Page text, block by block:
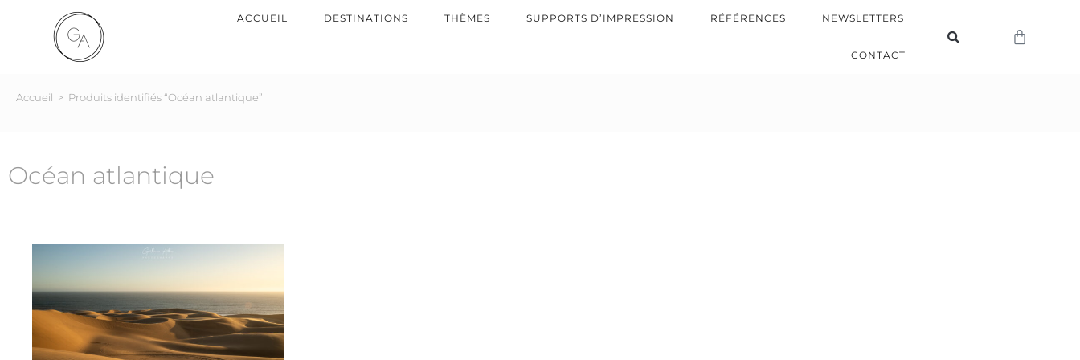
ACCUEIL DESTINATIONS THÈMES SUPPORTS D’IMPRESSION RÉFÉRENCES NEWSLETTERS
CONTACT
Accueil > Produits identifiés “Océan atlantique”
Océan atlantique